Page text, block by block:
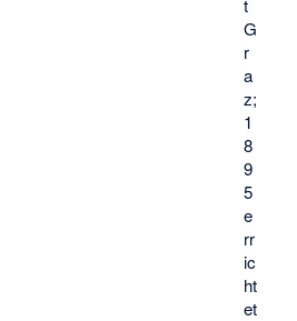
G
r
a
z;
1
8
9
5
e
rr
ic
ht
et